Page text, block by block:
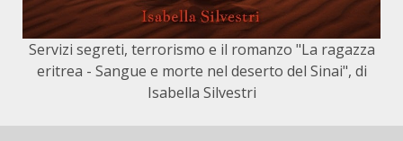
Servizi segreti, terrorismo e il romanzo "La ragazza
eritrea - Sangue e morte nel deserto del Sinai", di
Isabella Silvestri